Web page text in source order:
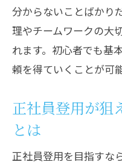
安心して働け
説
長期雇用が期
福利厚生が手
安定した職場
離職率が低い
分からないことばかり
理やチームワークの大
れます。初心者でも基
頼を得ていくことが可能
正社員登用が狙
とは
正社員登用を目指すな